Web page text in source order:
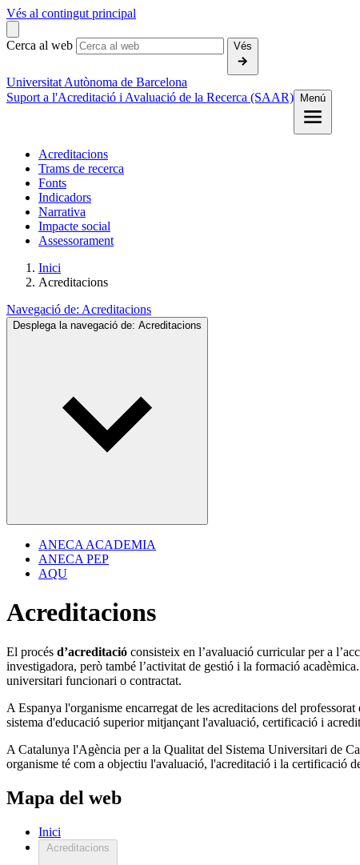
Vés al contingut principal
Cerca al web Vés
Universitat Autònoma de Barcelona
Suport a l'Acreditació i Avaluació de la Recerca (SAAR)
Menú
Acreditacions
Trams de recerca
Fonts
Indicadors
Narrativa
Impacte social
Assessorament
Inici
Acreditacions
Navegació de: Acreditacions
Desplega la navegació de: Acreditacions
ANECA ACADEMIA
ANECA PEP
AQU
Acreditacions
El procés d’acreditació consisteix en l’avaluació curricular per a
investigadora, però també l’activitat de gestió i la formació
universitari funcionari o contractat.
A Espanya l'organisme encarregat de les acreditacions del
sistema d'educació superior mitjançant l'avaluació, certificació i
A Catalunya l'Agència per a la Qualitat del Sistema Universitari de
organisme té com a objectiu l'avaluació, l'acreditació i la certificació
Mapa del web
Inici
Acreditacions